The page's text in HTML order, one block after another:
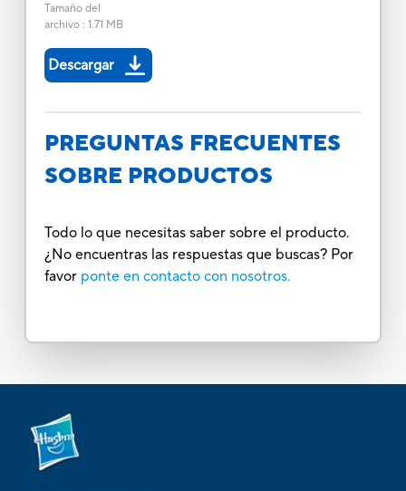
Tamaño del
archivo: 1.71 MB
Descargar
PREGUNTAS FRECUENTES
SOBRE PRODUCTOS
Todo lo que necesitas saber sobre el producto.
¿No encuentras las respuestas que buscas? Por
favor ponte en contacto con nosotros.